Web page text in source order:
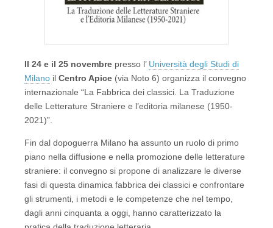
Il 24 e il 25 novembre presso l’ Università degli Studi di
Milano il Centro Apice (via Noto 6) organizza il convegno
internazionale “La Fabbrica dei classici. La Traduzione
delle Letterature Straniere e l’editoria milanese (1950-
2021)”.
Fin dal dopoguerra Milano ha assunto un ruolo di primo
piano nella diffusione e nella promozione delle letterature
straniere: il convegno si propone di analizzare le diverse
fasi di questa dinamica fabbrica dei classici e confrontare
gli strumenti, i metodi e le competenze che nel tempo,
dagli anni cinquanta a oggi, hanno caratterizzato la